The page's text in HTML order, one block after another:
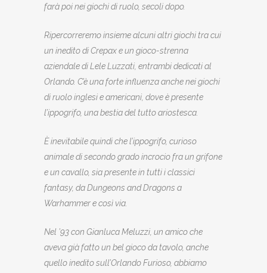
farà poi nei giochi di ruolo, secoli dopo.
Ripercorreremo insieme alcuni altri giochi tra cui
un inedito di Crepax e un gioco-strenna
aziendale di Lele Luzzati, entrambi dedicati al
Orlando. C’è una forte influenza anche nei giochi
di ruolo inglesi e americani, dove è presente
l’ippogrifo, una bestia del tutto ariostesca.
È inevitabile quindi che l’ippogrifo, curioso
animale di secondo grado incrocio fra un grifone
e un cavallo, sia presente in tutti i classici
fantasy, da Dungeons and Dragons a
Warhammer e così via.
Nel ’93 con Gianluca Meluzzi, un amico che
aveva già fatto un bel gioco da tavolo, anche
quello inedito sull’Orlando Furioso, abbiamo